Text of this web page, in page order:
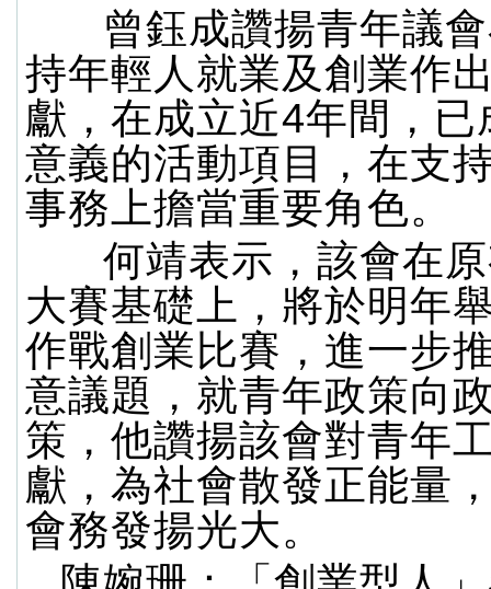
曾鈺成讚揚青年議
持年輕人就業及創業作
獻，在成立近4年間，已
意義的活動項目，在支
事務上擔當重要角色。
何靖表示，該會在
大賽基礎上，將於明年
作戰創業比賽，進一步
意議題，就青年政策向
策，他讚揚該會對青年
獻，為社會散發正能量
會務發揚光大。